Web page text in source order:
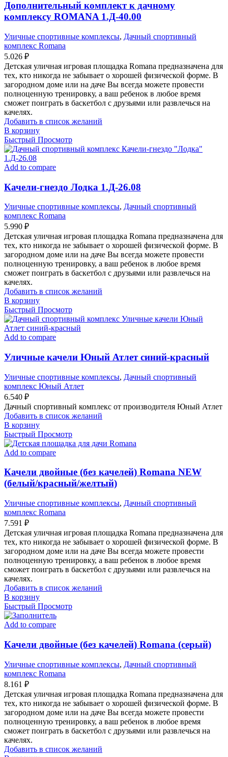
Дополнительный комплект к дачному
комплексу ROMANA 1.Д-40.00
Уличные спортивные комплексы, Дачный спортивный
комплекс Romana
5.026 ₽
Детская уличная игровая площадка Romana предназначена для
тех, кто никогда не забывает о хорошей физической форме. В
загородном доме или на даче Вы всегда можете провести
полноценную тренировку, а ваш ребенок в любое время
сможет поиграть в баскетбол с друзьями или развлечься на
качелях.
Добавить в список желаний
В корзину
Быстрый Просмотр
Add to compare
Качели-гнездо Лодка 1.Д-26.08
Уличные спортивные комплексы, Дачный спортивный
комплекс Romana
5.990 ₽
Детская уличная игровая площадка Romana предназначена для
тех, кто никогда не забывает о хорошей физической форме. В
загородном доме или на даче Вы всегда можете провести
полноценную тренировку, а ваш ребенок в любое время
сможет поиграть в баскетбол с друзьями или развлечься на
качелях.
Добавить в список желаний
В корзину
Быстрый Просмотр
Add to compare
Уличные качели Юный Атлет синий-красный
Уличные спортивные комплексы, Дачный спортивный
комплекс Юный Атлет
6.540 ₽
Дачный спортивный комплекс от производителя Юный Атлет
Добавить в список желаний
В корзину
Быстрый Просмотр
Add to compare
Качели двойные (без качелей) Romana NEW
(белый/красный/желтый)
Уличные спортивные комплексы, Дачный спортивный
комплекс Romana
7.591 ₽
Детская уличная игровая площадка Romana предназначена для
тех, кто никогда не забывает о хорошей физической форме. В
загородном доме или на даче Вы всегда можете провести
полноценную тренировку, а ваш ребенок в любое время
сможет поиграть в баскетбол с друзьями или развлечься на
качелях.
Добавить в список желаний
В корзину
Быстрый Просмотр
Add to compare
Качели двойные (без качелей) Romana (серый)
Уличные спортивные комплексы, Дачный спортивный
комплекс Romana
8.161 ₽
Детская уличная игровая площадка Romana предназначена для
тех, кто никогда не забывает о хорошей физической форме. В
загородном доме или на даче Вы всегда можете провести
полноценную тренировку, а ваш ребенок в любое время
сможет поиграть в баскетбол с друзьями или развлечься на
качелях.
Добавить в список желаний